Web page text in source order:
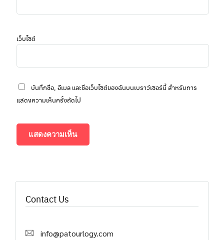
เว็บไซต์
บันทึกชื่อ, อีเมล และชื่อเว็บไซต์ของฉันบนเบราว์เซอร์นี้ สำหรับการ
แสดงความเห็นครั้งถัดไป
Contact Us
info@patourlogy.com